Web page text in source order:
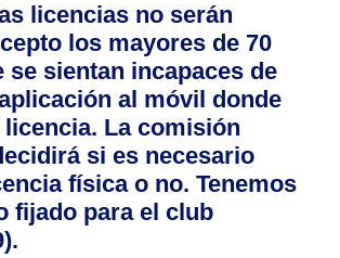
licencias no serán
los mayores de 70
se sientan incapaces de
al móvil donde
La comisión
si es necesario
física o no. Tenemos
fijado para el club